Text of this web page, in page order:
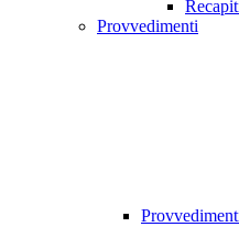
Provvedimenti